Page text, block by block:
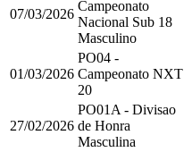
07/03/2026
Campeonato
Nacional Sub 18
Masculino
01/03/2026
PO04 -
Campeonato NXT
20
27/02/2026
PO01A - Divisao
de Honra
Masculina